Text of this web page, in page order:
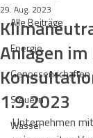
Alle Beiträge
Energie
Genossenschaften
Steuern
Wasser
Anlagen im
1.9.2023
29. Aug. 2023
Unternehmen